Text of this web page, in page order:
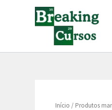
Início / Produtos